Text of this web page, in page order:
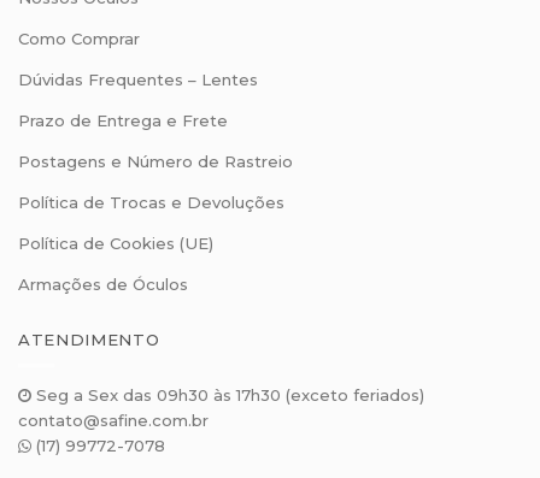
Como Comprar
Dúvidas Frequentes – Lentes
Prazo de Entrega e Frete
Postagens e Número de Rastreio
Política de Trocas e Devoluções
Política de Cookies (UE)
Armações de Óculos
ATENDIMENTO
Seg a Sex das 09h30 às 17h30 (exceto feriados)
contato@safine.com.br
(17) 99772-7078